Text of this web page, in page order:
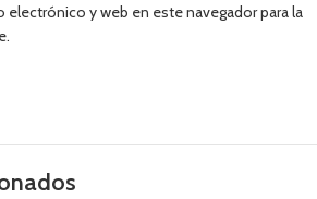
electrónico y web en este navegador para la